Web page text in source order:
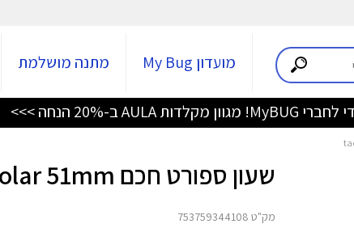
מועדון My Bug מתנה מושלמת
מחיר מיוחד על מגוון מוצרי PETKIT לחברי מועדון >>
שעון ספורט חכם tactix 8 Solar 51mm
מק"ט 753759344108